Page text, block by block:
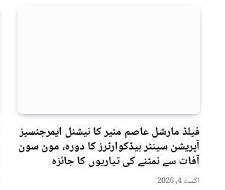
فیلڈ مارشل عاصم منیر کا نیشنل ایمرجنسیز
آپریشن سینٹر ہیڈکوارٹرز کا دورہ، مون سون
آفات سے نمٹنے کی تیاریوں کا جائزہ
اگست 4, 2026